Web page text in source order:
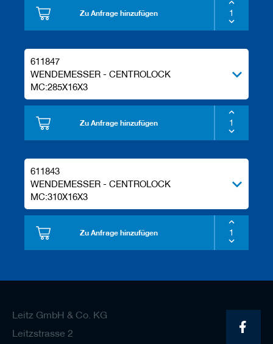
Zu Anfrage hinzufügen
611847
WENDEMESSER - CENTROLOCK
MC:285X16X3
Zu Anfrage hinzufügen
611843
WENDEMESSER - CENTROLOCK
MC:310X16X3
Zu Anfrage hinzufügen
Leitz GmbH & Co. KG
Leitzstrasse 2